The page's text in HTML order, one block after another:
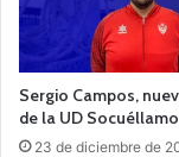
Sergio Campos,
de la UD
23 de diciembre de